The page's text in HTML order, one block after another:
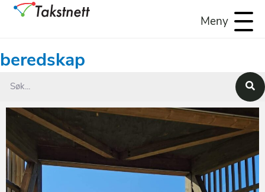
Meny
beredskap